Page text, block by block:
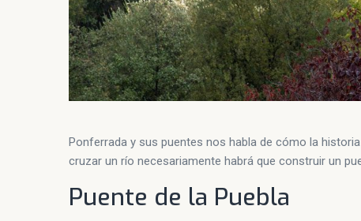
Ponferrada y sus puentes nos habla de cómo la
cruzar un río necesariamente habrá que construir un
Puente de la Puebla